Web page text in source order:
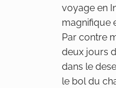
voyage en
magnifique
Par contre
deux jours
dans le
le bol du